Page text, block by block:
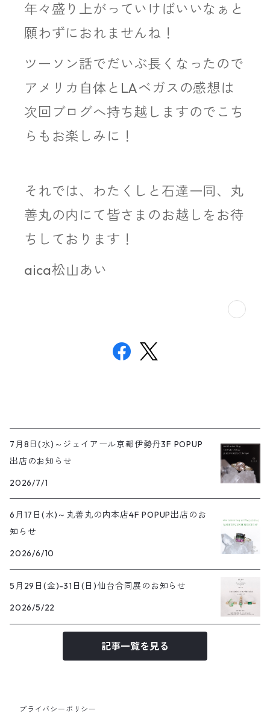
年々盛り上がっていけばいいなぁと
願わずにおれませんね！
ツーソン話でだいぶ長くなったので
アメリカ自体とLAベガスの感想は
次回ブログへ持ち越しますのでこち
らもお楽しみに！
それでは、わたくしと石達一同、丸
善丸の内にて皆さまのお越しをお待
ちしております！
aica松山あい
7月8日(水)～ジェイアール京都伊勢丹3F POPUP
出店のお知らせ
2026/7/1
6月17日(水)～丸善丸の内本店4F POPUP出店のお
知らせ
2026/6/10
5月29日(金)-31日(日)仙台合同展のお知らせ
2026/5/22
記事一覧を見る
プライバシーポリシー